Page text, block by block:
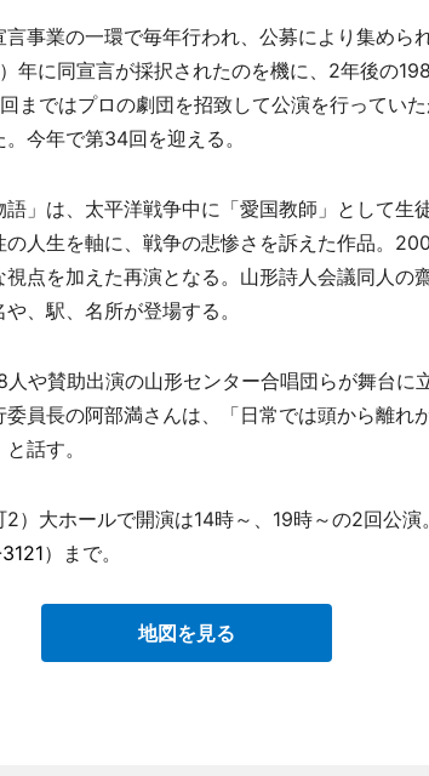
事業の一環で毎年行われ、公募により集めら
年に同宣言が採択されたのを機に、2年後の
まではプロの劇団を招致して公演を行ってい
今年で第34回を迎える。
」は、太平洋戦争中に「愛国教師」として生
の人生を軸に、戦争の悲惨さを訴えた作品。
点を加えた再演となる。山形詩人会議同人の
、駅、名所が登場する。
や賛助出演の山形センター合唱団らが舞台に
員長の阿部満さんは、「日常では頭から離れ
話す。
）大ホールで開演は14時～、19時～の2回公演
）まで。
地図を見る